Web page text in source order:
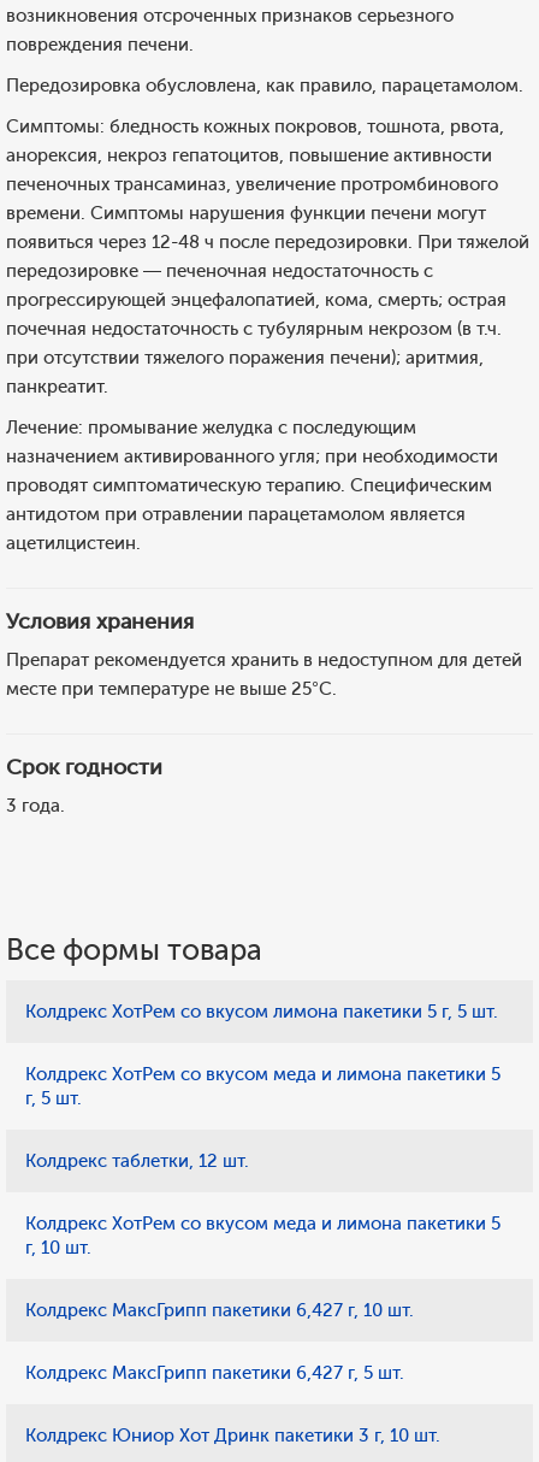
возникновения отсроченных признаков серьезного
повреждения печени.
Передозировка обусловлена, как правило, парацетамолом.
Симптомы: бледность кожных покровов, тошнота, рвота,
анорексия, некроз гепатоцитов, повышение активности
печеночных трансаминаз, увеличение протромбинового
времени. Симптомы нарушения функции печени могут
появиться через 12-48 ч после передозировки. При тяжелой
передозировке — печеночная недостаточность с
прогрессирующей энцефалопатией, кома, смерть; острая
почечная недостаточность с тубулярным некрозом (в т.ч.
при отсутствии тяжелого поражения печени); аритмия,
панкреатит.
Лечение: промывание желудка с последующим
назначением активированного угля; при необходимости
проводят симптоматическую терапию. Специфическим
антидотом при отравлении парацетамолом является
ацетилцистеин.
Условия хранения
Препарат рекомендуется хранить в недоступном для детей
месте при температуре не выше 25°С.
Срок годности
3 года.
Все формы товара
Колдрекс ХотРем со вкусом лимона пакетики 5 г, 5 шт.
Колдрекс ХотРем со вкусом меда и лимона пакетики 5
г, 5 шт.
Колдрекс таблетки, 12 шт.
Колдрекс ХотРем со вкусом меда и лимона пакетики 5
г, 10 шт.
Колдрекс МаксГрипп пакетики 6,427 г, 10 шт.
Колдрекс МаксГрипп пакетики 6,427 г, 5 шт.
Колдрекс Юниор Хот Дринк пакетики 3 г, 10 шт.